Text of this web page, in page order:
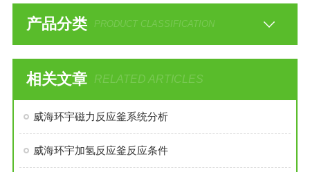
产品分类 PRODUCT CLASSIFICATION
相关文章 RELATED ARTICLES
威海环宇磁力反应釜系统分析
威海环宇加氢反应釜反应条件